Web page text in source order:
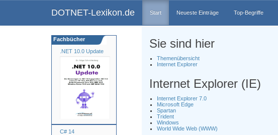
DOTNET-Lexikon.de Start Neueste Einträge Top-Begriffe
.NET 10.0 Update
C# 14
Fachbücher Sie sind hier
Themenübersicht
Internet Explorer
Internet Explorer (IE)
Internet Explorer 7.0
Microsoft Edge
Spartan
Trident
Windows
World Wide Web (WWW)